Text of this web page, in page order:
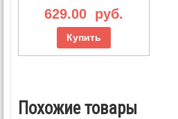
629.00 руб.
Купить
Похожие товары